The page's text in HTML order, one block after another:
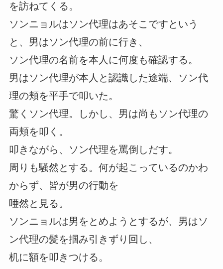
を訪ねてくる。
ソンニョルはソン代理はあそこですという
と、男はソン代理の前に行き、
ソン代理の名前を本人に何度も確認する。
男はソン代理が本人と認識した途端、ソン代
理の頬を平手で叩いた。
驚くソン代理。しかし、男は尚もソン代理の
両頬を叩く。
叩きながら、ソン代理を罵倒しだす。
周りも騒然とする。何が起こっているのかわ
からず、皆が男の行動を
唖然と見る。
ソンニョルは男をとめようとするが、男はソ
ン代理の髪を掴み引きずり回し、
机に額を叩きつける。